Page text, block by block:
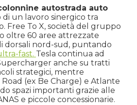
autostrada auto
un lavoro sinergico tra
Free To X, società del gruppo
oltre 60 aree attrezzate
dorsali nord-sud, puntando
fast. Tesla continua ad
anche su tratti
strategici, mentre
(ex Be Charge) e Atlante
spazi importanti grazie alle
e piccole concessionarie.